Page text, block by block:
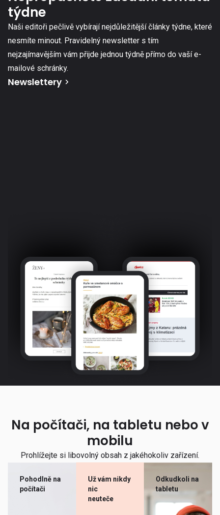
týdne
Naši editoři pečlivě vybírají nejdůležitější články týdne, které
nesmíte minout. Pravidelný newsletter s tím
nejzajímavějším vám přijde jednou týdně přímo do vaší e-
mailové schránky.
Newslettery
Na počítači, na tabletu nebo v
mobilu
Prohlížejte si libovolný obsah z jakéhokoliv zařízení.
Pohodlně na
počítači
Už vám nikdy
nic
neuteče
Odkudkoli na
tabletu